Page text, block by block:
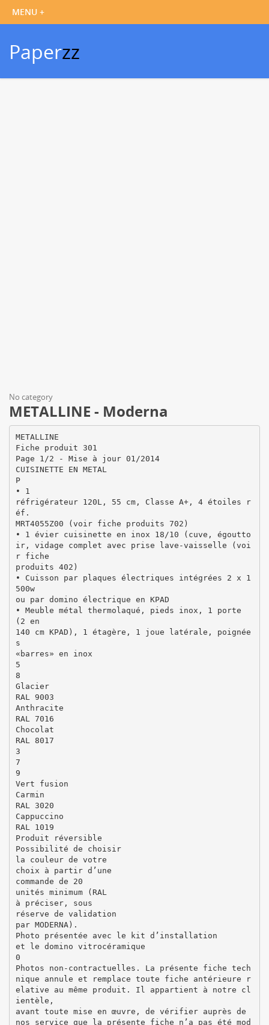
Paperzz
No category
METALLINE - Moderna
METALLINE
Fiche produit 301
Page 1/2 - Mise à jour 01/2014
CUISINETTE EN METAL
P
• 1
réfrigérateur 120L, 55 cm, Classe A+, 4 étoiles r
éf.
MRT4055Z00 (voir fiche produits 702)
• 1 évier cuisinette en inox 18/10 (cuve, égoutto
ir, vidage complet avec prise lave-vaisselle (voi
r fiche
produits 402)
• Cuisson par plaques électriques intégrées 2 x 1
500w
ou par domino électrique en KPAD
• Meuble métal thermolaqué, pieds inox, 1 porte
(2 en
140 cm KPAD), 1 étagère, 1 joue latérale, poignée
s
«barres» en inox
5
8
Glacier
RAL 9003
Anthracite
RAL 7016
Chocolat
RAL 8017
3
7
9
Vert fusion
Carmin
RAL 3020
Cappuccino
RAL 1019
Produit réversible
Possibilité de choisir
la couleur de votre
choix à partir d’une
commande de 20
unités minimum (RAL
à préciser, sous
réserve de validation
par MODERNA).
Photo présentée avec le kit d’installation
et le domino vitrocéramique
0
Photos non-contractuelles. La présente fiche tech
nique annule et remplace toute fiche antérieure r
elative au même produit. Il appartient à notre cl
ientèle,
avant toute mise en œuvre, de vérifier auprès de
nos service que la présente fiche n’a pas été mod